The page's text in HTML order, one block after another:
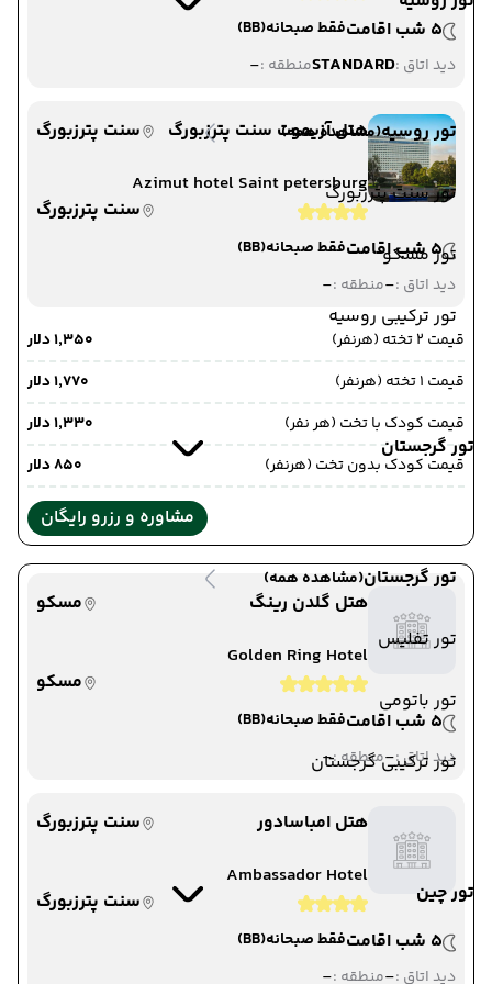
تور روسیه(مشاهده همه)
تور سنت پترزبورگ
تور مسکو
تور ترکیبی روسیه
تور گرجستان
تور گرجستان(مشاهده همه)
تور تفلیس
تور باتومی
تور ترکیبی گرجستان
تور چین
5 شب اقامت
فقط صبحانه(BB)
دید اتاق :STANDARDمنطقه :-
هتل آزیموت سنت پترزبورگ
سنت پترزبورگ
Azimut hotel Saint petersburg
سنت پترزبورگ
5 شب اقامت
فقط صبحانه(BB)
دید اتاق :-منطقه :-
قیمت 2 تخته (هرنفر)
۱٬۳۵۰ دلار
قیمت 1 تخته (هرنفر)
۱٬۷۷۰ دلار
قیمت کودک با تخت (هر نفر)
۱٬۳۳۰ دلار
قیمت کودک بدون تخت (هرنفر)
۸۵۰ دلار
مشاوره و رزرو رایگان
هتل گلدن رینگ
مسکو
Golden Ring Hotel
مسکو
5 شب اقامت
فقط صبحانه(BB)
دید اتاق :-منطقه :-
هتل امباسادور
سنت پترزبورگ
Ambassador Hotel
سنت پترزبورگ
5 شب اقامت
فقط صبحانه(BB)
دید اتاق :-منطقه :-